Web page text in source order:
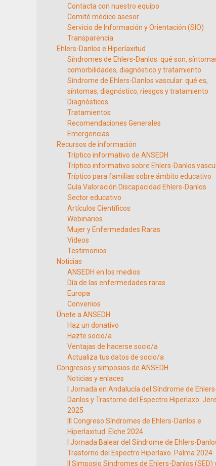
Contacta con nuestro equipo
Comité médico asesor
Servicio de Información y Orientación (SIO)
Transparencia
Ehlers-Danlos e Hiperlaxitud
Síndromes de Ehlers-Danlos: qué son,
comorbilidades, diagnóstico y tratamiento
Síndrome de Ehlers-Danlos vascular: qué es,
síntomas, diagnóstico, riesgos y tratamiento
Diagnósticos
Tratamientos
Recomendaciones Generales
Emergencias
Recursos de información
Tríptico informativo de ANSEDH
Tríptico informativo sobre Ehlers-Danlos
Tríptico para familias sobre ámbito educativo
Guía Valoración Discapacidad Ehlers-Danlos
Sector educativo
Artículos Científicos
Webinarios
Mujer y Enfermedades Raras
Vídeos
Testimonios
Noticias
ANSEDH en los medios
Día de las enfermedades raras
Europa
Convenios
Únete a ANSEDH
Haz un donativo
Hazte socio/a
Ventajas de hacerse socio/a
Actualiza tus datos de socio/a
Congresos y simposios de ANSEDH
Noticias y enlaces
I Jornada en Andalucía del Síndrome de
Danlos y Trastorno del Espectro Hiperlaxo.
2025
III Congreso Síndromes de Ehlers-Danlos e
Hiperlaxitud. Elche 2024
I Jornada Balear del Síndrome de Ehlers-
Trastorno del Espectro Hiperlaxo. Palma 2024
II Simposio Síndromes de Ehlers-Danlos (SED)